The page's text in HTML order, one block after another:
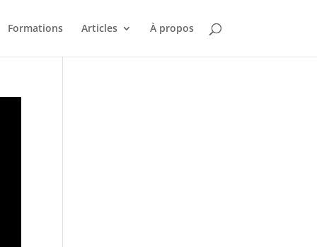
Formations Articles À propos